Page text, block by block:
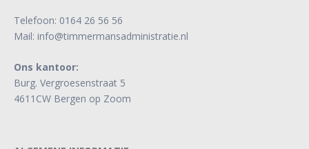
Telefoon: 0164 26 56 56
Mail: info@timmermansadministratie.nl
Ons kantoor:
Burg. Vergroesenstraat 5
4611CW Bergen op Zoom